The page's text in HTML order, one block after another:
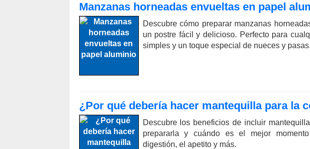
Manzanas horneadas envueltas en papel
Descubre cómo preparar manzanas
un postre fácil y delicioso. Perfecto para
simples y un toque especial de nueces y pasas.
¿Por qué debería hacer mantequilla para la
Descubre los beneficios de incluir
prepararla y cuándo es el mejor
digestión, el apetito y más.